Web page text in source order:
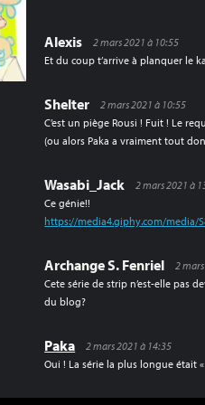
Alexis
2 mars 2021 à 10:55
Et du coup t’arrive à planquer le
Shelter
2 mars 2021 à 10:55
C’est un piège Rousi ! Fuit ! Le
(ou alors Paka a vraiment tout
Wasabi_Jack
2 mars 2021 à
Ce génie!!
https://media4.giphy.com/media/
Archange S. Fenriel
2
Cete série de strip n’est-elle pas
du blog?
Paka
2 mars 2021 à 14:35
Oui ! La série la plus longue était